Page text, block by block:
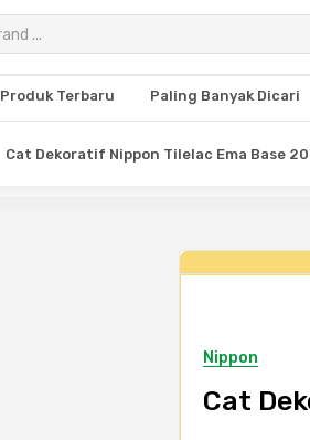
Produk Terbaru Paling Banyak Dicari
Cat Dekoratif Nippon Tilelac Ema Base
Nippon
Cat